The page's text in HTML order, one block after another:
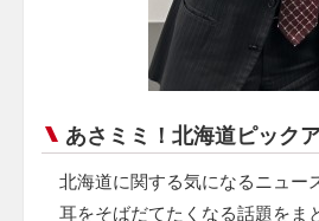
あさミミ！北海道ピック
北海道に関する気になるニュー
耳をそばだてたくなる話題をま